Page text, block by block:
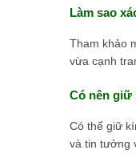
Làm sao
Tham khảo
vừa cạnh
Có nên giữ
Có thể giữ
và tin tưởng